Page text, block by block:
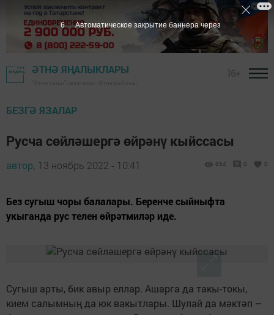
ӘТНӘ ЯҢАЛЫКЛАРЫ
БЕЗГӘ ЯЗАЛАР
Русча сөйләшергә өйрәнү кыйссасы
автор, 13 ноябрь 2022 - 10:41 854 0 0
Без сугыш чоры балалары. Беренче сыйныфта
укыганда рус телен өйрәтмиләр иде.
Сугыш арты, бик авыр еллар. Ашарга да такы-токы,
кием салымның да юк вакытлары. Шулай да мәктәп –
5 Автоматическое закрытие баннера через